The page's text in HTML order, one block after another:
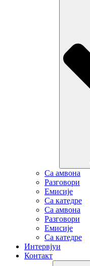
Са амвона
Разговори
Емисије
Са катедре
Са амвона
Разговори
Емисије
Са катедре
Интервјуи
Контакт